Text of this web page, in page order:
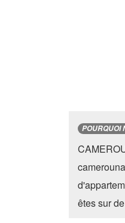
POURQUOI
êtes sur